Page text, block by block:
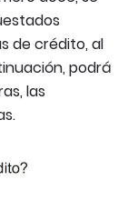
de crédito, al
podrá
las